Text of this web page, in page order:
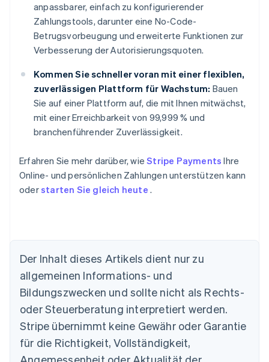
anpassbarer, einfach zu konfigurierender
Zahlungstools, darunter eine No-Code-
Betrugsvorbeugung und erweiterte Funktionen zur
Verbesserung der Autorisierungsquoten.
Kommen Sie schneller voran mit einer flexiblen,
zuverlässigen Plattform für Wachstum: Bauen
Sie auf einer Plattform auf, die mit Ihnen mitwächst,
mit einer Erreichbarkeit von 99,999 % und
branchenführender Zuverlässigkeit.
Erfahren Sie mehr darüber, wieStripe Payments Ihre
Online- und persönlichen Zahlungen unterstützen kann
oderstarten Sie gleich heute .
Der Inhalt dieses Artikels dient nur zu
allgemeinen Informations- und
Bildungszwecken und sollte nicht als Rechts-
oder Steuerberatung interpretiert werden.
Stripe übernimmt keine Gewähr oder Garantie
für die Richtigkeit, Vollständigkeit,
Australien
English
Nederlands FrançaisDeutschEnglish
Brasilien
English